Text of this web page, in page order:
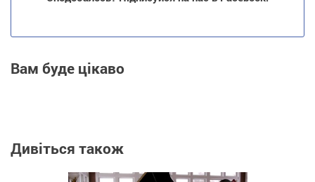
Вам буде цікаво
Дивіться також